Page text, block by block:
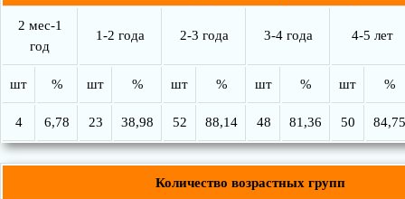
2 мес-1
год
1-2 года 2-3 года 3-4 года 4-5 лет
шт % шт % шт % шт % шт %
4 6,78 23 38,98 52 88,14 48 81,36 50 84,75
Количество возрастных групп